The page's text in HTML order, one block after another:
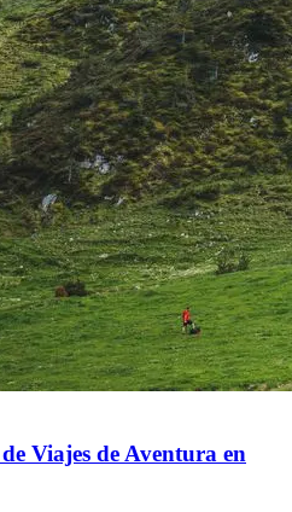
Viajes de Aventura en